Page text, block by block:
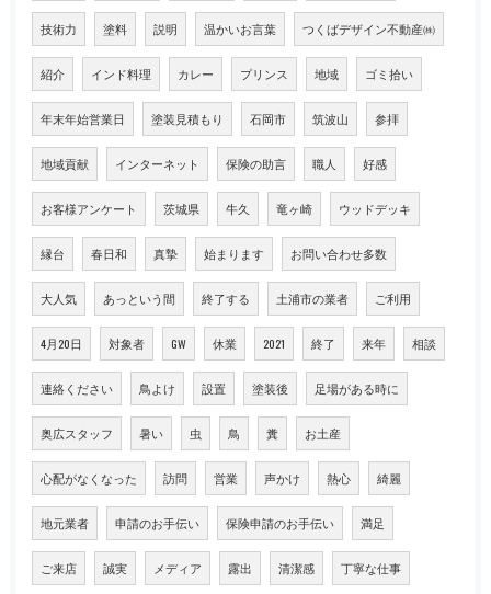
技術力 塗料 説明 温かいお言葉 つくばデザイン不動産㈱
紹介 インド料理 カレー プリンス 地域 ゴミ拾い
年末年始営業日 塗装見積もり 石岡市 筑波山 参拝
地域貢献 インターネット 保険の助言 職人 好感
お客様アンケート 茨城県 牛久 竜ヶ崎 ウッドデッキ
縁台 春日和 真摯 始まります お問い合わせ多数
大人気 あっという間 終了する 土浦市の業者 ご利用
4月20日 対象者 GW 休業 2021 終了 来年 相談
連絡ください 鳥よけ 設置 塗装後 足場がある時に
奥広スタッフ 暑い 虫 鳥 糞 お土産
心配がなくなった 訪問 営業 声かけ 熱心 綺麗
地元業者 申請のお手伝い 保険申請のお手伝い 満足
ご来店 誠実 メディア 露出 清潔感 丁寧な仕事